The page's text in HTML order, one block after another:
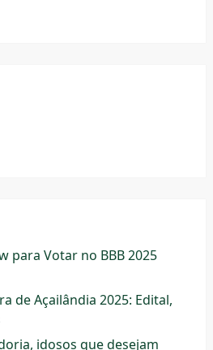
para Votar no BBB 2025
de Açailândia 2025: Edital,
idosos que desejam